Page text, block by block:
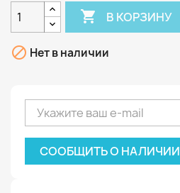
 В КОРЗИНУ
 Нет в наличии
СООБЩИТЬ О НАЛИЧИИ